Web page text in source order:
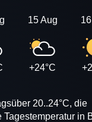
15 Aug
+24°C
20..24°C, die
in